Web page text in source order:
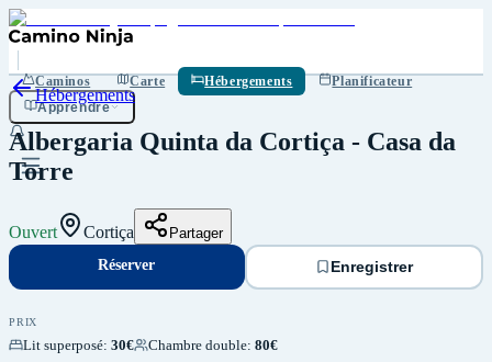
Caminos Carte Hébergements
Planificateur
Apprendre
Hébergements
Albergaria Quinta da Cortiça - Casa da
Torre
Ouvert Cortiça Partager
Réserver
Réserver Enregistrer
PRIX
Lit superposé: 30€ Chambre double: 80€